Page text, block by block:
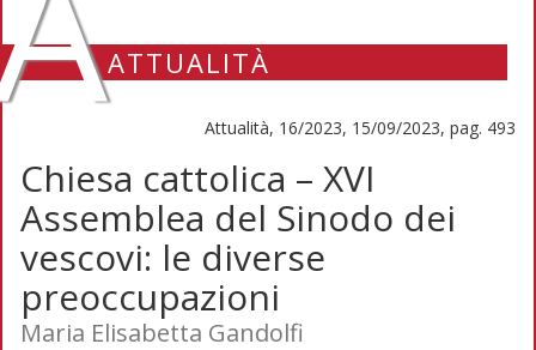
ATTUALITÀ
Attualità, 16/2023, 15/09/2023, pag. 493
Chiesa cattolica – XVI
Assemblea del Sinodo dei
vescovi: le diverse
preoccupazioni
Maria Elisabetta Gandolfi